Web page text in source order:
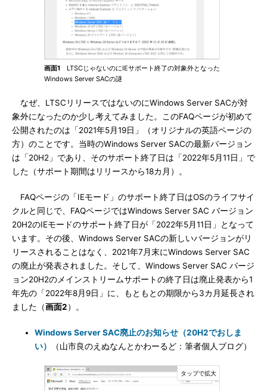
画面1 LTSCじゃないのにIEサポート終了の対象外となった
Windows Server SACの謎
なぜ、LTSCリリースではないのにWindows Server SACが対
象外になったのか少し考えてみました。このFAQページが初めて
公開されたのは「2021年5月19日」（オリジナルの英語ページの
方）のことです。当時のWindows Server SACの最新バージョン
は「20H2」であり、そのサポート終了日は「2022年5月11日」で
した（サポート期間はリリースから18カ月）。
FAQページの「IEモード」のサポート終了日はOSのライフサイ
クルと同じで、FAQページではWindows Server SAC バージョン
20H2のIEモードのサポート終了日が「2022年5月11日」となって
います。その後、Windows Server SACの新しいバージョンがリ
リースされることはなく、2021年7月末にWindows Server SAC
の廃止が発表されました。そして、Windows Server SAC バージ
ョン20H2のメインストリームサポートの終了日は廃止発表から1
年先の「2022年8月9日」に、もともとの期限から3カ月延長され
ました（画面2）。
Windows Server SAC廃止のお知らせ（20H2でおしま
い）
（山市良のえぬなんとかわーるど：筆者個人ブログ）